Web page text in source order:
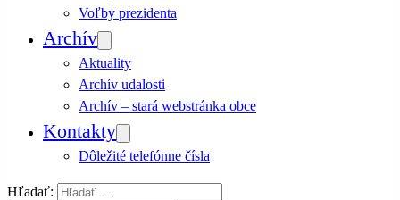
Voľby prezidenta
Archív
Aktuality
Archív udalosti
Archív – stará webstránka obce
Kontakty
Dôležité telefónne čísla
Hľadať: